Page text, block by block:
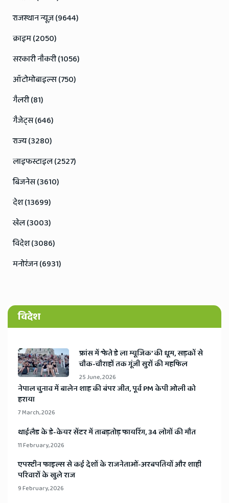
राजस्थान न्यूज़ (9644)
क्राइम (2050)
सरकारी नौकरी (1056)
ऑटोमोबाइल्स (750)
गैलरी (81)
गैजेट्स (646)
राज्य (3280)
लाइफस्टाइल (2527)
बिजनेस (3610)
देश (13699)
खेल (3003)
विदेश (3086)
मनोरंजन (6931)
विदेश
​फ्रांस में ‘फेते डे ला म्यूजिक’ की धूम, सड़कों से
चौक-चौराहों तक गूंजी सुरों की महफिल
25 June, 2026
​नेपाल चुनाव में बालेन शाह की बंपर जीत, पूर्व PM केपी ओली को
हराया
7 March, 2026
​थाईलैड के डे-केयर सेंटर में ताबड़तोड़ फायरिंग, 34 लोगों की मौत
11 February, 2026
​एपस्टीन फाइल्स से कई देशों के राजनेताओं-अरबपतियों और शाही
परिवारों के खुले राज
9 February, 2026